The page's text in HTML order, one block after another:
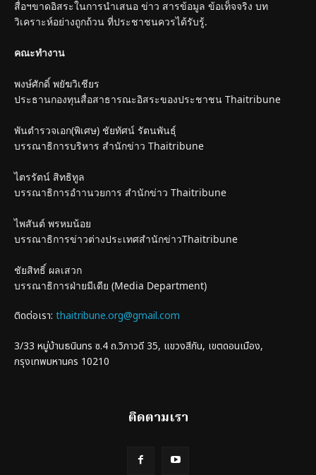
สื่อฯขาดอิสระในการนำเสนอ ข่าว สารข้อมูล ข้อเท็จจริง บท
วิเคราะห์อย่างถูกถ้วน ที่ประชาชนควรได้รับรู้.
คณะทำงาน
พงษ์ศักดิ์ พยัฆวิเชียร
ประธานกองทุนสื่อสาธารณะอิสระของประชาชน Thaitribune
พันตำรวจเอก(พิเศษ) ชัยทัศน์ รัตนพันธุ์
บรรณาธิการบริหาร สำนักข่าว Thaitribune
ไตรรัตน์ สิทธิทูล
บรรณาธิการอำานวยการ สำนักข่าว Thaitribune
ไพสันต์ พรหมน้อย
บรรณาธิการข่าวต่างประเทศสำนักข่าวThaitribune
ชัยสิทธิ์ ผลเสวก
บรรณาธิการฝ่ายมีเดีย (Media Department)
ติดต่อเรา: thaitribune.org@gmail.com
3/33 หมู่บ้านธนินทร ซ.4 ถ.วิภาวดี 35, แขวงสีกัน, เขตดอนเมือง,
กรุงเทพมหานคร 10210
ติดตามเรา